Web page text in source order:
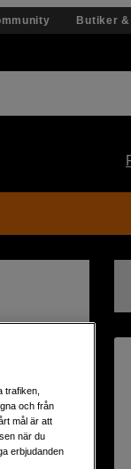
Butiker
trafiken,
och från
mål är att
när du
erbjudanden